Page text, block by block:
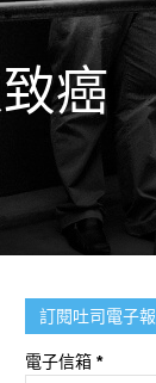
癌
訂閱吐司電子報
電子信箱 *